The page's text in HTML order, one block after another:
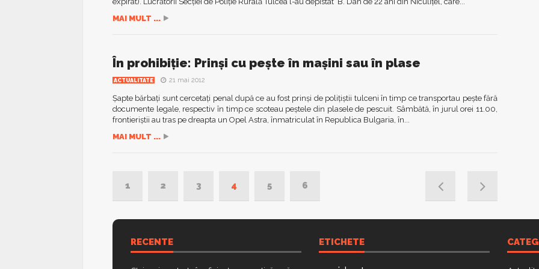
MAI MULT ...
În prohibiţie: Prinşi cu peşte în maşini sau în plase
ACTUALITATE 21 mai 2012
Şapte bărbaţi sunt cercetaţi penal după ce au fost prinşi de poliţiştii tulceni în timp ce transportau peşte fără
documente legale, respectiv în timp ce scoteau peştele din plasele de pescuit. Sâmbătă, în jurul orei 11.00,
frontieriştii au tras pe dreapta un Opel Astra, înmatriculat în Republica Bulgaria, în...
MAI MULT ...
1 2 3 4 5 6
RECENTE ETICHETE